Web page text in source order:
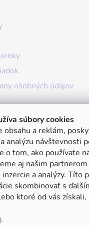
súbory cookies
obsahu a reklám,
analýzu návštevnosti
o tom, ako používate
aj našim
a analýzy. Títo
skombinovať s
ktoré od vás
.
osobných údajov